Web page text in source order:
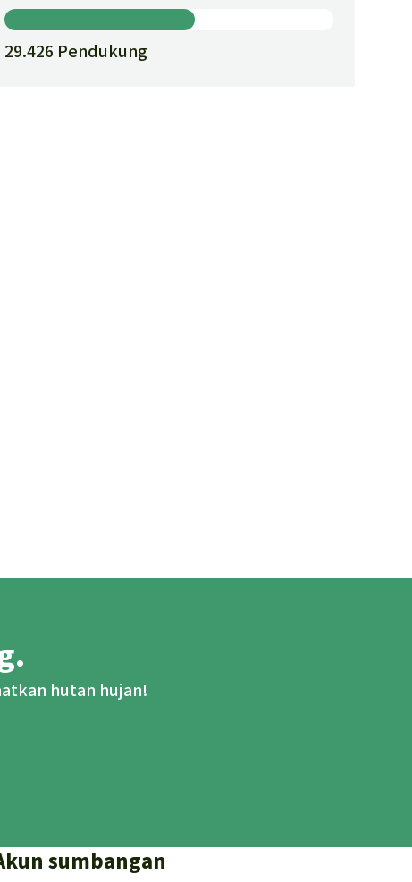
29.426 Pendukung
hutan hujan!
sumbangan